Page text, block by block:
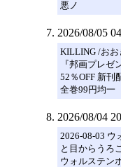
悪ノ
2026/08/05
KILLING /おお
『邦画プレゼ
52％OFF 新刊
全巻99円均
2026/08/04
2026-08-03 ウ
と目からうろこ
ウォルステン